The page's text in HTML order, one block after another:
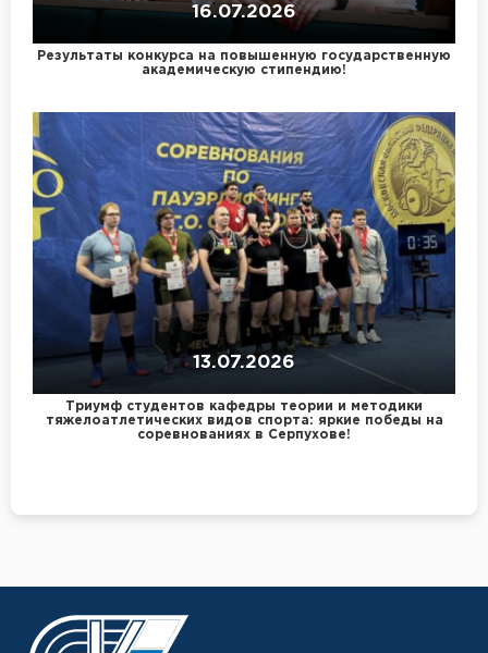
16.07.2026
Результаты конкурса на повышенную государственную
академическую стипендию!
13.07.2026
Триумф студентов кафедры теории и методики
тяжелоатлетических видов спорта: яркие победы на
соревнованиях в Серпухове!